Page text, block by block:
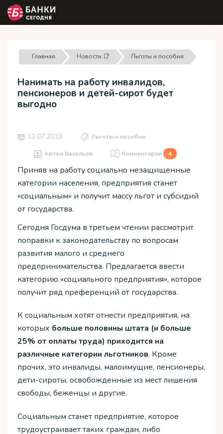
Главная Новости 📑 Льготы и пособия
Нанимать на работу инвалидов,
пенсионеров и детей-сирот будет
выгодно
11.07.2019 Льготы и пособия
Артём Васильев Комментарии 4
Приняв на работу социально незащищенные
категории населения, предприятия станет
«социальным» и получит массу льгот и субсидий
от государства.
Сегодня Госдума в третьем чтении рассмотрит
поправки к законодательству по вопросам
развития малого и среднего
предпринимательства. Предлагается ввести
категорию «социального предприятия», которое
получит ряд преференций от государства.
К социальным хотят отнести предприятия, на
которых больше половины штата (и больше
25% от оплаты труда) приходится на
различные категории льготников. Кроме
прочих, это инвалиды, малоимущие, пенсионеры,
дети-сироты, освобожденные из мест лишения
свободы, беженцы и другие.
Социальным станет предприятие, которое
трудоустраивает таких граждан, либо